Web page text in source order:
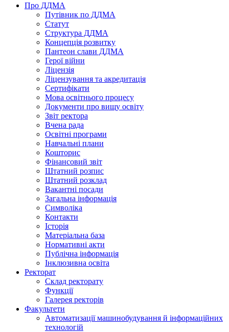
Про ДДМА
Путівник по ДДМА
Статут
Структура ДДМА
Концепція розвитку
Пантеон слави ДДМА
Герої війни
Ліцензія
Ліцензування та акредитація
Сертифікати
Мова освітнього процесу
Документи про вищу освіту
Звіт ректора
Вчена рада
Освітні програми
Навчальні плани
Кошторис
Фінансовий звіт
Штатний розпис
Штатний розклад
Вакантні посади
Загальна інформація
Символіка
Контакти
Історія
Матеріальна база
Нормативні акти
Публічна інформація
Інклюзивна освіта
Ректорат
Склад ректорату
Функції
Галерея ректорів
Факультети
Автоматизації машинобудування й інформаційних
технологій